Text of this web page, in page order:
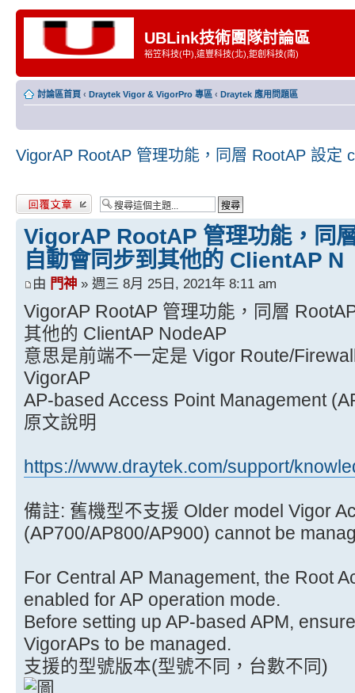
UBLink技術團隊討論區
裕笠科技(中),遠豐科技(北),鉅創科技(南)
討論區首頁 ‹ Draytek Vigor & VigorPro 專區 ‹ Draytek 應用問題區
VigorAP RootAP 管理功能，同層 RootAP 設定
發表回覆
VigorAP RootAP 管理功能，同
自動會同步到其他的 ClientAP N
由 門神 » 週三 8月 25日, 2021年 8:11 am
VigorAP RootAP 管理功能，同層
其他的 ClientAP NodeAP
意思是前端不一定是 Vigor Route/
VigorAP
AP-based Access Point Management
原文說明
https://www.draytek.com/support/
備註: 舊機型不支援 Older model Vigor
(AP700/AP800/AP900) cannot be
For Central AP Management, the Root
enabled for AP operation mode.
Before setting up AP-based APM,
VigorAPs to be managed.
支援的型號版本(型號不同，台數不同)